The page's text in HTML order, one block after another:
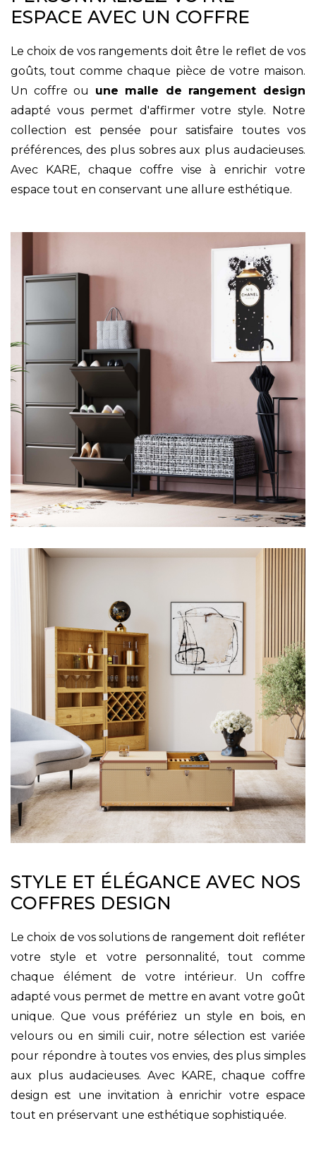
ESPACE AVEC UN COFFRE
Le choix de vos rangements doit être le reflet de vos
goûts, tout comme chaque pièce de votre maison.
Un coffre ou une malle de rangement design
adapté vous permet d'affirmer votre style. Notre
collection est pensée pour satisfaire toutes vos
préférences, des plus sobres aux plus audacieuses.
Avec KARE, chaque coffre vise à enrichir votre
espace tout en conservant une allure esthétique.
STYLE ET ÉLÉGANCE AVEC NOS
COFFRES DESIGN
Le choix de vos solutions de rangement doit refléter
votre style et votre personnalité, tout comme
chaque élément de votre intérieur. Un coffre
adapté vous permet de mettre en avant votre goût
unique. Que vous préfériez un style en bois, en
velours ou en simili cuir, notre sélection est variée
pour répondre à toutes vos envies, des plus simples
aux plus audacieuses. Avec KARE, chaque coffre
design est une invitation à enrichir votre espace
tout en préservant une esthétique sophistiquée.